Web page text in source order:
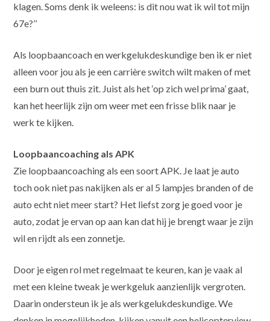
klagen. Soms denk ik weleens: is dit nou wat ik wil tot mijn
67e?’’
Als loopbaancoach en werkgelukdeskundige ben ik er niet
alleen voor jou als je een carrière switch wilt maken of met
een burn out thuis zit. Juist als het ‘op zich wel prima’ gaat,
kan het heerlijk zijn om weer met een frisse blik naar je
werk te kijken.
Loopbaancoaching als APK
Zie loopbaancoaching als een soort APK. Je laat je auto
toch ook niet pas nakijken als er al 5 lampjes branden of de
auto echt niet meer start? Het liefst zorg je goed voor je
auto, zodat je ervan op aan kan dat hij je brengt waar je zijn
wil en rijdt als een zonnetje.
Door je eigen rol met regelmaat te keuren, kan je vaak al
met een kleine tweak je werkgeluk aanzienlijk vergroten.
Daarin ondersteun ik je als werkgelukdeskundige. We